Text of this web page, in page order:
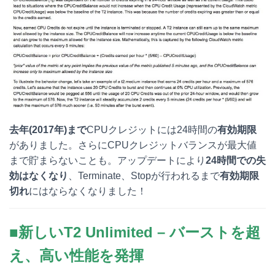
去年(2017年)までCPUクレジットには24時間の有効期限
がありました。さらにCPUクレジットバランスが最大値
まで貯まらないことも。アップデートにより 24時間での失
効はなくなり
、Terminate、Stopが行われるまで有効期限
切れにはならなくなりました！
■新しいT2 Unlimited – バーストを超
え、高い性能を発揮